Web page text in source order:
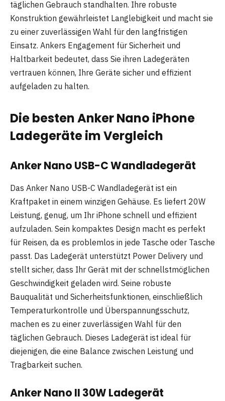
täglichen Gebrauch standhalten. Ihre robuste
Konstruktion gewährleistet Langlebigkeit und macht sie
zu einer zuverlässigen Wahl für den langfristigen
Einsatz. Ankers Engagement für Sicherheit und
Haltbarkeit bedeutet, dass Sie ihren Ladegeräten
vertrauen können, Ihre Geräte sicher und effizient
aufgeladen zu halten.
Die besten Anker Nano iPhone
Ladegeräte im Vergleich
Anker Nano USB-C Wandladegerät
Das Anker Nano USB-C Wandladegerät ist ein
Kraftpaket in einem winzigen Gehäuse. Es liefert 20W
Leistung, genug, um Ihr iPhone schnell und effizient
aufzuladen. Sein kompaktes Design macht es perfekt
für Reisen, da es problemlos in jede Tasche oder Tasche
passt. Das Ladegerät unterstützt Power Delivery und
stellt sicher, dass Ihr Gerät mit der schnellstmöglichen
Geschwindigkeit geladen wird. Seine robuste
Bauqualität und Sicherheitsfunktionen, einschließlich
Temperaturkontrolle und Überspannungsschutz,
machen es zu einer zuverlässigen Wahl für den
täglichen Gebrauch. Dieses Ladegerät ist ideal für
diejenigen, die eine Balance zwischen Leistung und
Tragbarkeit suchen.
Anker Nano II 30W Ladegerät